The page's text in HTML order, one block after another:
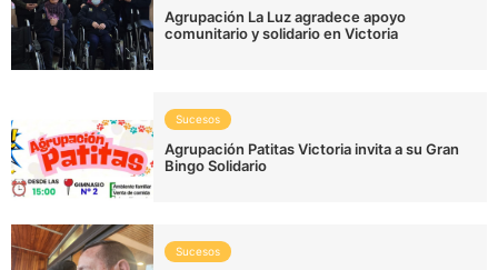
Agrupación La Luz agradece apoyo
comunitario y solidario en Victoria
Sucesos
Agrupación Patitas Victoria invita a su Gran
Bingo Solidario
Sucesos